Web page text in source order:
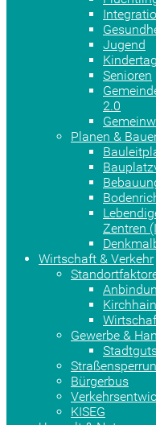
Jugend
Senioren
2.0
Planen &
Zentren
Wirtschaft & Verkehr
Gewerbe &
Bürgerbus
KISEG